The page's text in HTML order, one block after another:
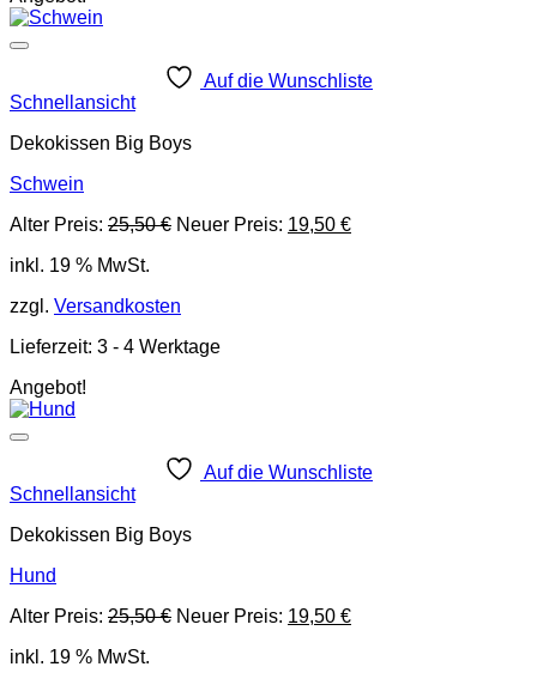
Auf die Wunschliste
Schnellansicht
Dekokissen Big Boys
Schwein
Alter Preis: 25,50€ Ursprünglicher
Neuer Preis: 19,50 €Aktueller
inkl. 19 % MwSt.
zzgl. Versandkosten
Lieferzeit: 3 - 4 Werktage
Angebot!
Auf die Wunschliste
Schnellansicht
Dekokissen Big Boys
Hund
Alter Preis: 25,50€ Ursprünglicher
Neuer Preis: 19,50 €Aktueller
inkl. 19 % MwSt.